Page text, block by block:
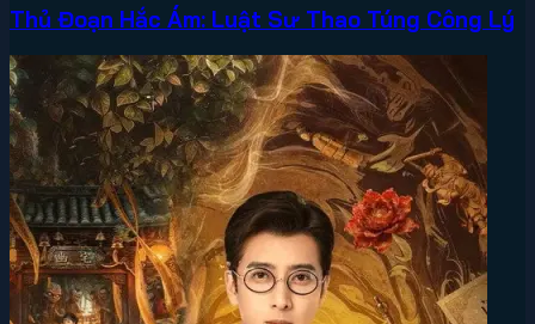
Thủ Đoạn Hắc Ám: Luật Sư Thao Túng Công Lý